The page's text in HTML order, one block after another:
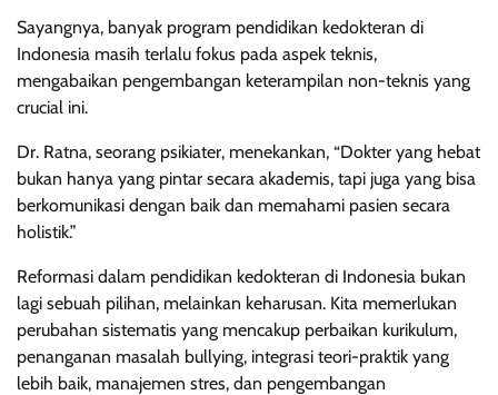
Sayangnya, banyak program pendidikan kedokteran di
Indonesia masih terlalu fokus pada aspek teknis,
mengabaikan pengembangan keterampilan non-teknis yang
crucial ini.
Dr. Ratna, seorang psikiater, menekankan, “Dokter yang hebat
bukan hanya yang pintar secara akademis, tapi juga yang bisa
berkomunikasi dengan baik dan memahami pasien secara
holistik.”
Reformasi dalam pendidikan kedokteran di Indonesia bukan
lagi sebuah pilihan, melainkan keharusan. Kita memerlukan
perubahan sistematis yang mencakup perbaikan kurikulum,
penanganan masalah bullying, integrasi teori-praktik yang
lebih baik, manajemen stres, dan pengembangan